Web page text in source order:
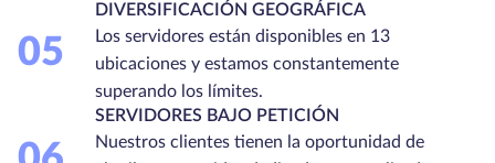
05
DIVERSIFICACIÓN GEOGRÁFICA
Los servidores están disponibles en 13
ubicaciones y estamos constantemente
superando los límites.
SERVIDORES BAJO PETICIÓN
Nuestros clientes tienen la oportunidad de